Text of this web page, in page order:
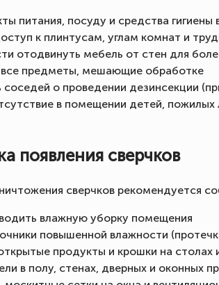
питания, посуду и средства
к плинтусам, углам комнат и
отодвинуть мебель от стен для
все предметы, мешающие обработке
о проведении дезинсекции
в помещении детей,
появления сверчков
сверчков рекомендуется
влажную уборку помещения
повышенной влажности
продукты и крошки на столах
в полу, стенах, дверных и оконных